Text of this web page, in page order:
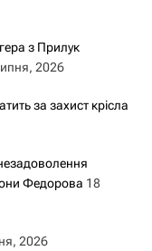
з Прилук
2026
за захист крісла
Федорова 18
2026